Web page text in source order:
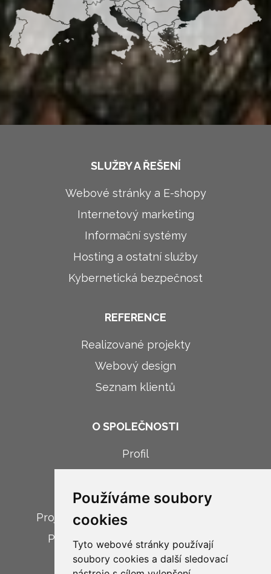
Používáme soubory
cookies
Tyto webové stránky používají
soubory cookies a další sledovací
SLUŽBY A ŘEŠENÍ
Webové stránky a E-shopy
Internetový marketing
Informační systémy
Hosting a ostatní služby
Kybernetická bezpečnost
REFERENCE
Realizované projekty
Webový design
Seznam klientů
O SPOLEČNOSTI
Profil
Kariéra
Projekt: Digitalizace firemních procesů
Projekt: Implementace modulu VR